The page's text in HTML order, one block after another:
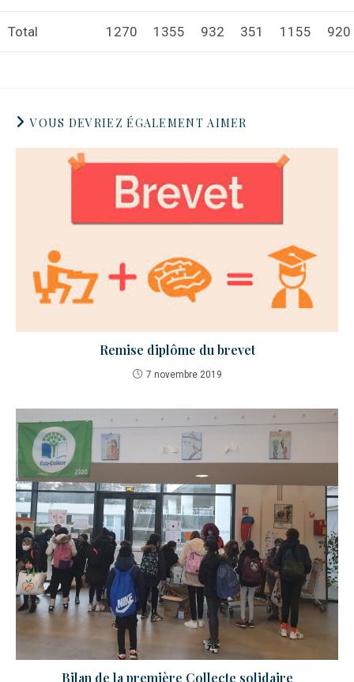
Total 1270 1355 932 351 1155 920
VOUS DEVRIEZ ÉGALEMENT AIMER
Remise diplôme du brevet
7 novembre 2019
Bilan de la première Collecte solidaire